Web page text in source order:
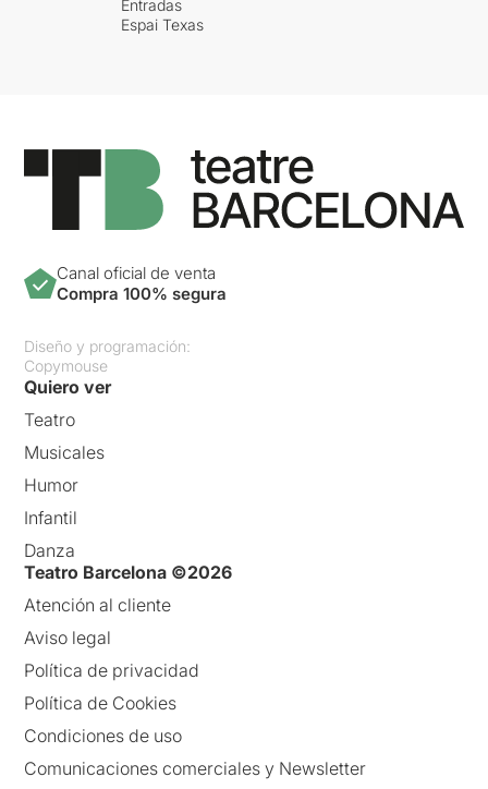
Entradas
Espai Texas
Canal oficial de venta
Compra 100% segura
Diseño y programación:
Copymouse
Quiero ver
Teatro
Musicales
Humor
Infantil
Danza
Teatro Barcelona ©2026
Atención al cliente
Aviso legal
Política de privacidad
Política de Cookies
Condiciones de uso
Comunicaciones comerciales y Newsletter